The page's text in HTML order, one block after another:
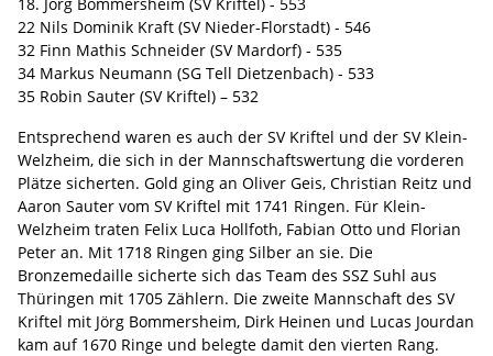
22 Nils Dominik Kraft (SV Nieder-Florstadt) - 546
32 Finn Mathis Schneider (SV Mardorf) - 535
34 Markus Neumann (SG Tell Dietzenbach) - 533
35 Robin Sauter (SV Kriftel) – 532
Entsprechend waren es auch der SV Kriftel und der SV Klein-
Welzheim, die sich in der Mannschaftswertung die vorderen
Plätze sicherten. Gold ging an Oliver Geis, Christian Reitz und
Aaron Sauter vom SV Kriftel mit 1741 Ringen. Für Klein-
Welzheim traten Felix Luca Hollfoth, Fabian Otto und Florian
Peter an. Mit 1718 Ringen ging Silber an sie. Die
Bronzemedaille sicherte sich das Team des SSZ Suhl aus
Thüringen mit 1705 Zählern. Die zweite Mannschaft des SV
Kriftel mit Jörg Bommersheim, Dirk Heinen und Lucas Jourdan
kam auf 1670 Ringe und belegte damit den vierten Rang.